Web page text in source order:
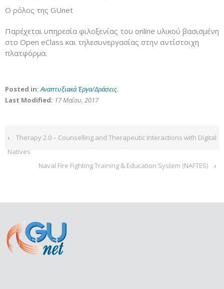
Ο ρόλος της GUnet
Παρέχεται υπηρεσία φιλοξενίας του online υλικού βασισμένη
στο Open eClass και τηλεσυνεργασίας στην αντίστοιχη
πλατφόρμα.
Posted in:Αναπτυξιακά Έργα/Δράσεις.
Last Modified: 17 Μαΐου, 2017
‹
Therapy 2.0 – Counselling and Therapeutic Interactions with Digital
Natives
Naval Fire Fighting Training & Education System (NAFTES)
›